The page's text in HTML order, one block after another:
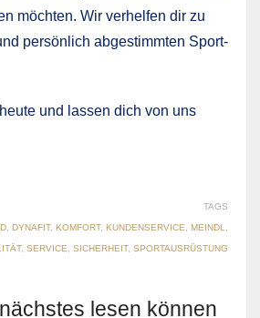
möchten. Wir verhelfen dir zu
persönlich abgestimmten Sport-
und lassen dich von uns
TAGS
, DYNAFIT, KOMFORT, KUNDENSERVICE, MEINDL,
, SERVICE, SICHERHEIT, SPORTAUSRÜSTUNG
lesen können